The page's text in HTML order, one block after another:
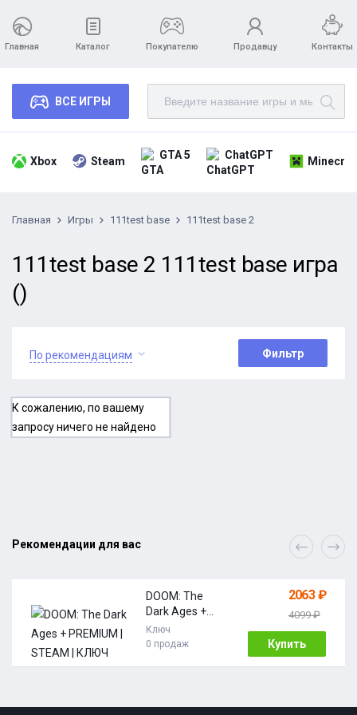
Главная Каталог Покупателю Продавцу Контакты
ВСЕ ИГРЫ
Xbox Steam GTA 5 ChatGPT
Главная Игры 111test base 111test base 2
111test base 2 111test base игра
()
По рекомендациям Фильтр
К сожалению, по вашему
запросу ничего не найдено
Рекомендации для вас
DOOM: The
Dark Ages +
PREMIUM |
STEAM | КЛЮЧ
Ключ
0 продаж
2063 ₽
4099 ₽
Купить